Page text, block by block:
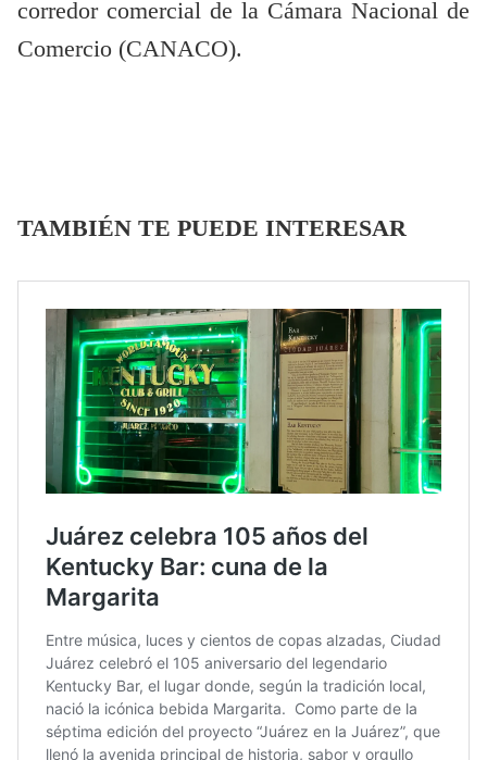
corredor comercial de la Cámara Nacional de
Comercio (CANACO).
TAMBIÉN TE PUEDE INTERESAR